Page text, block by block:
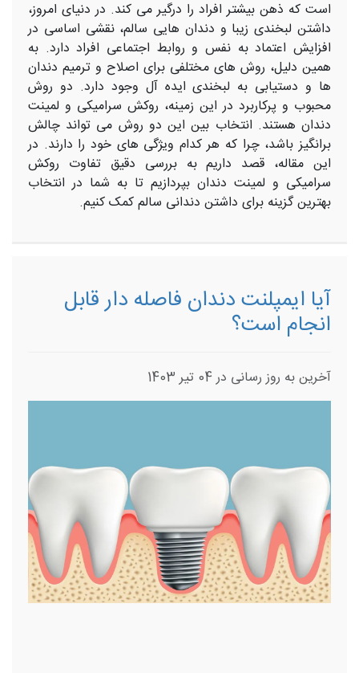
است که ذهن بیشتر افراد را درگیر می کند. در دنیای امروز،
داشتن لبخندی زیبا و دندان ‌هایی سالم، نقشی اساسی در
افزایش اعتماد به نفس و روابط اجتماعی افراد دارد. به
همین دلیل، روش‌ های مختلفی برای اصلاح و ترمیم دندان
‌ها و دستیابی به لبخندی ایده ‌آل وجود دارد. دو روش
محبوب و پرکاربرد در این زمینه، روکش سرامیکی و لمینت
دندان هستند. انتخاب بین این دو روش می‌ تواند چالش
‌برانگیز باشد، چرا که هر کدام ویژگی های خود را دارند. در
این مقاله، قصد داریم به بررسی دقیق تفاوت‌ روکش
سرامیکی و لمینت دندان بپردازیم تا به شما در انتخاب
بهترین گزینه برای داشتن دندانی سالم کمک کنیم.
آیا ایمپلنت دندان فاصله دار قابل
انجام است؟
آخرین به روز رسانی در 04 تیر 1403